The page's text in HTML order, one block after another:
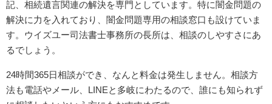
記、相続遺言関連の解決を専門としています。特に闇金問題の
解決に力を入れており、闇金問題専用の相談窓口も設けていま
す。ウイズユー司法書士事務所の長所は、相談のしやすさにあ
るでしょう。
24時間365日相談ができ、なんと料金は発生しません。相談方
法も電話やメール、LINEと多岐にわたるので、誰にも知られず